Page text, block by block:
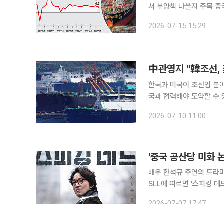
서 부양책 나올지 주목 중국 경제가 2022년 이후 가장 낮은 성장률을 기록했다. 수출은 AI와 전기
를 끌어내렸다. 시장에서
2026-07-15 15:29
中관영지 "韓조선,
한국과 미국이 조선업 분
국과 협력해야 도약할 수 있다”고 주장했다. 중국 글로벌
치적 뒷받침이 산업에 근
2026-07-10 11:00
'중국 공산당 미화
배우 한석규 주연의 드라마 '
SLL에 따르면 '스피킹 데